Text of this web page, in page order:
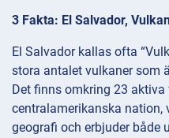
3 Fakta: El Salvador,
El Salvador kallas ofta
stora antalet vulkaner som
Det finns omkring 23
centralamerikanska nation,
geografi och erbjuder både